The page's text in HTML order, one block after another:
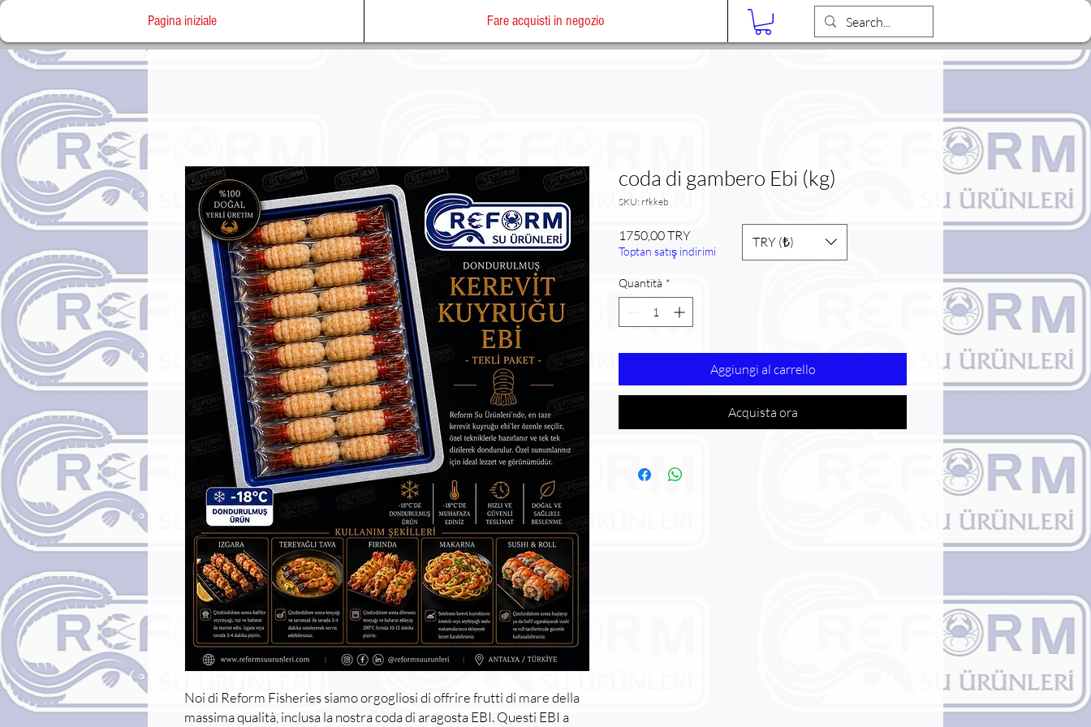
Pagina iniziale Fare acquisti in negozio
Noi di Reform Fisheries siamo orgogliosi di offrire frutti di mare della
massima qualità, inclusa la nostra coda di aragosta EBI. Questi EBI a
coda di gambero Ebi (kg)
SKU: rfkkeb
1750,00 TRYPrezzo
Toptan satış indirimi
Quantità *
Aggiungi al carrello
Acquista ora
TRY (₺)